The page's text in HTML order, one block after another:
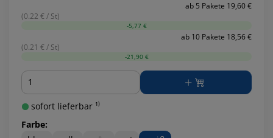
ab 5 Pakete 19,60 €
(0.22 € / St)
-5,77 €
ab 10 Pakete 18,56 €
(0.21 € / St)
-21,90 €
Menge
sofort lieferbar ¹⁾
Farbe: